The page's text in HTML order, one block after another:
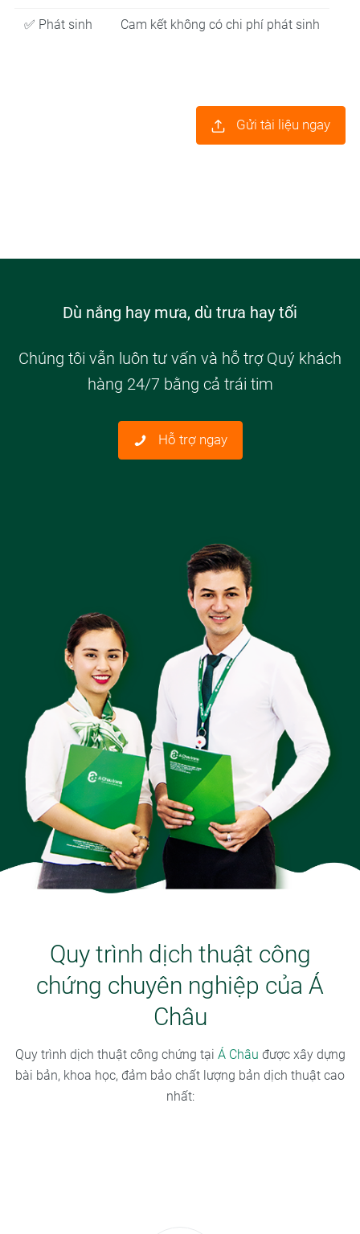
✅ Phát sinh Cam kết không có chi phí phát sinh
Gửi tài liệu ngay
Dù nắng hay mưa, dù trưa hay tối
Chúng tôi vẫn luôn tư vấn và hỗ trợ Quý khách
hàng 24/7 bằng cả trái tim
Hỗ trợ ngay
Quy trình dịch thuật công
chứng chuyên nghiệp của Á
Châu
Quy trình dịch thuật công chứng tại Á Châu được xây dựng
bài bản, khoa học, đảm bảo chất lượng bản dịch thuật cao
nhất: